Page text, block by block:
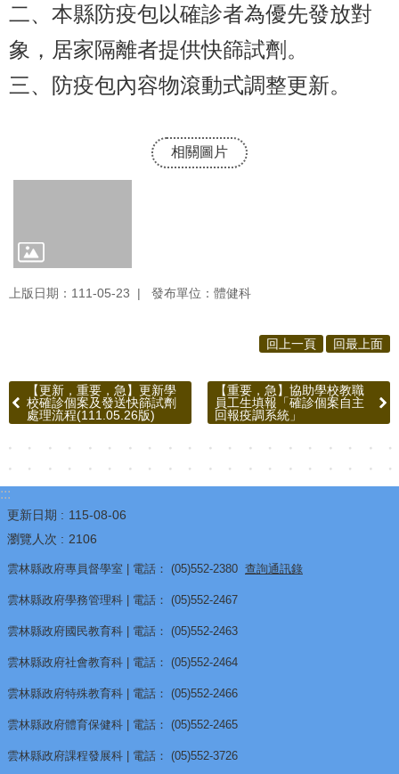
報
專
事
項
縣
酷
林
線
上
教
成
果
分
平
台
二、本縣防疫包以確診者為優先發放對
象，居家隔離者提供快篩試劑。
三、防疫包內容物滾動式調整更新。
相關圖片
上版日期：111-05-23 發布單位：體健科
回上一頁 回最上面
【更新，重要，急】更新學
校確診個案及發送快篩試劑
處理流程(111.05.26版)
【重要，急】協助學校教職
員工生填報「確診個案自主
回報疫調系統」
:::
更新日期
115-08-06
瀏覽人次
2106
雲林縣政府專員督學室 | 電話： (05)552-2380 查詢通訊錄
雲林縣政府學務管理科 | 電話： (05)552-2467
雲林縣政府國民教育科 | 電話： (05)552-2463
雲林縣政府社會教育科 | 電話： (05)552-2464
雲林縣政府特殊教育科 | 電話： (05)552-2466
雲林縣政府體育保健科 | 電話： (05)552-2465
雲林縣政府課程發展科 | 電話： (05)552-3726